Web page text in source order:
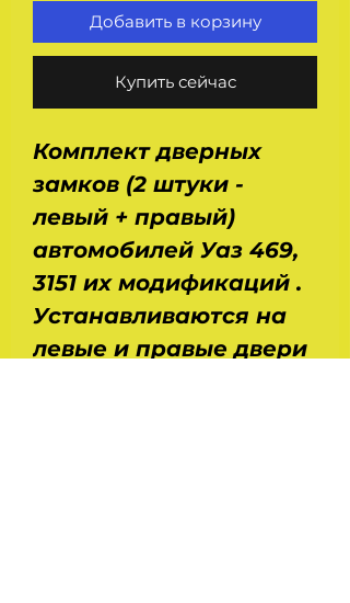
Добавить в корзину
Купить сейчас
Комплект дверных
замков (2 штуки -
левый + правый)
автомобилей Уаз 469,
3151 их модификаций .
Устанавливаются на
левые и правые двери